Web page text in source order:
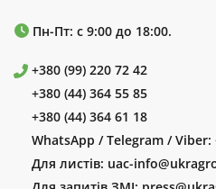
Пн-Пт: с 9:00 до 18:00.
+380 (99) 220 72 42
+380 (44) 364 55 85
+380 (44) 364 61 18
WhatsApp / Telegram / Viber:
Для листів: uac-